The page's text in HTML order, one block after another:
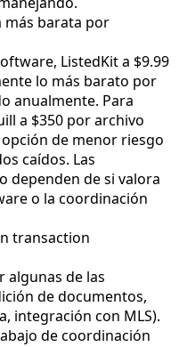
más barata por
ListedKit a $9.99
lo más barato por
anualmente. Para
a $350 por archivo
de menor riesgo
caídos. Las
dependen de si valora
o la coordinación
transaction
algunas de las
de documentos,
integración con MLS).
de coordinación